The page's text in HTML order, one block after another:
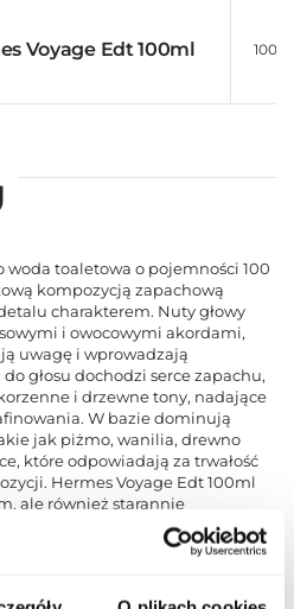
Voyage Edt 100ml
woda toaletowa o pojemności 100
kompozycją zapachową
charakterem. Nuty głowy
i owocowymi akordami,
uwagę i wprowadzają
głosu dochodzi serce zapachu,
i drzewne tony, nadające
W bazie dominują
jak piżmo, wanilia, drewno
które odpowiadają za trwałość
Hermes Voyage Edt 100ml
ale również starannie
podkreśla luksusowy
każdej toaletki.